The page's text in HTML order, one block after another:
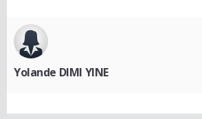
Yolande DIMI YINE